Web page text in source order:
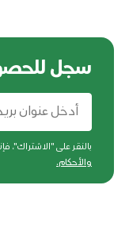
سجل
بالنقر على "الاشتراك"،
والأحكام.